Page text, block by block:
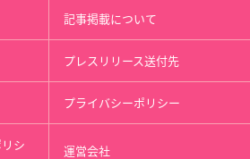
記事掲載について
プレスリリース送付先
プライバシーポリシー
シ 運営会社